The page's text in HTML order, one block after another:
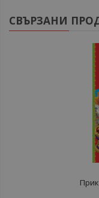
СВЪРЗАНИ